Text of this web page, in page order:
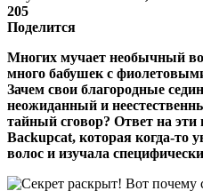
205
Поделится
Многих мучает необычный
много бабушек с
Зачем свои благородные
неожиданный и
тайный сговор? Ответ на
Backupcat, которая когда-то
волос и изучала